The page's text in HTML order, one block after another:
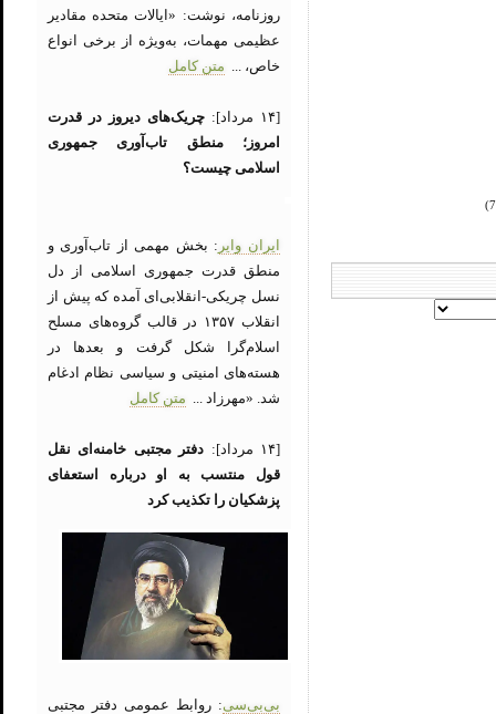
روزنامه، نوشت: «ایالات متحده مقادیر
عظیمی مهمات، به‌ویژه از برخی انواع
خاص، ... متن کامل
[۱۴ مرداد]:
چریک‌های دیروز در قدرت
امروز؛ منطق تاب‌آوری جمهوری
اسلامی چیست؟
ایران وایر : بخش مهمی از تاب‌آوری و
منطق قدرت جمهوری اسلامی از دل
نسل چریکی-انقلابی‌ای آمده که پیش از
انقلاب ۱۳۵۷ در قالب گروه‌های مسلح
اسلام‌گرا شکل گرفت و بعدها در
هسته‌های امنیتی و سیاسی نظام ادغام
شد. «مهرزاد ... متن کامل
[۱۴ مرداد]:
دفتر مجتبی خامنه‌ای نقل
قول منتسب به او درباره استعفای
پزشکیان را تکذیب کرد
بی‌بی‌سی: روابط عمومی دفتر مجتبی